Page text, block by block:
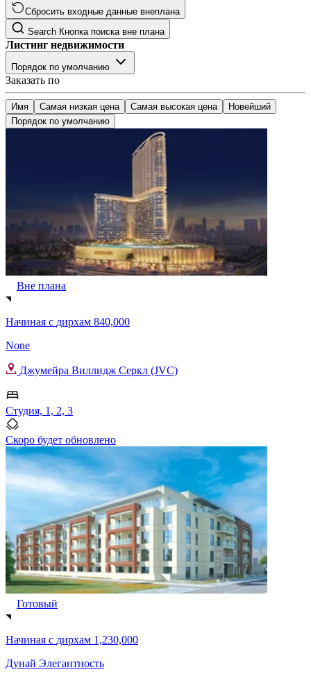
Сбросить входные данные внеплана
Search Кнопка поиска вне плана
Листинг недвижимости
Порядок по умолчанию
Заказать по
Имя Самая низкая цена Самая высокая цена
Новейший
Порядок по умолчанию
Вне плана
Начиная с дирхам 840,000
None
Джумейра Виллидж Серкл (JVC)
Студия, 1, 2, 3
Скоро будет обновлено
Готовый
Начиная с дирхам 1,230,000
Дунай Элегантность